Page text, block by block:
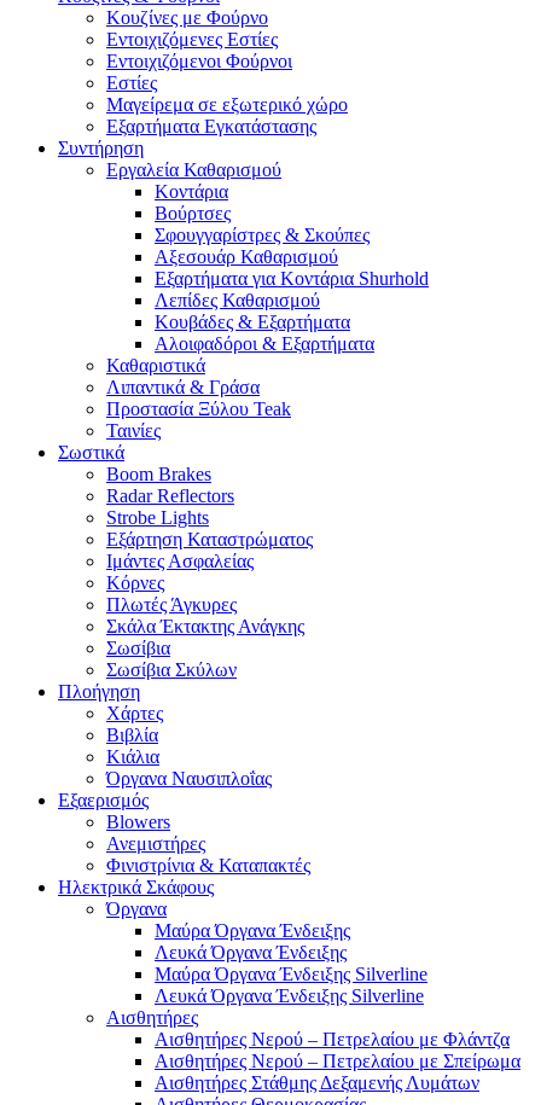
Κουζίνες με Φούρνο
Εντοιχιζόμενες Εστίες
Εντοιχιζόμενοι Φούρνοι
Εστίες
Μαγείρεμα σε εξωτερικό χώρο
Εξαρτήματα Εγκατάστασης
Συντήρηση
Εργαλεία Καθαρισμού
Κοντάρια
Βούρτσες
Σφουγγαρίστρες & Σκούπες
Αξεσουάρ Καθαρισμού
Εξαρτήματα για Κοντάρια Shurhold
Λεπίδες Καθαρισμού
Κουβάδες & Εξαρτήματα
Αλοιφαδόροι & Εξαρτήματα
Καθαριστικά
Λιπαντικά & Γράσα
Προστασία Ξύλου Teak
Ταινίες
Σωστικά
Boom Brakes
Radar Reflectors
Strobe Lights
Εξάρτηση Καταστρώματος
Ιμάντες Ασφαλείας
Κόρνες
Πλωτές Άγκυρες
Σκάλα Έκτακτης Ανάγκης
Σωσίβια
Σωσίβια Σκύλων
Πλοήγηση
Χάρτες
Βιβλία
Κιάλια
Όργανα Ναυσιπλοΐας
Εξαερισμός
Blowers
Ανεμιστήρες
Φινιστρίνια & Καταπακτές
Ηλεκτρικά Σκάφους
Όργανα
Μαύρα Όργανα Ένδειξης
Λευκά Όργανα Ένδειξης
Μαύρα Όργανα Ένδειξης Silverline
Λευκά Όργανα Ένδειξης Silverline
Αισθητήρες
Αισθητήρες Νερού – Πετρελαίου με Φλάντζα
Αισθητήρες Νερού – Πετρελαίου με Σπείρωμα
Αισθητήρες Στάθμης Δεξαμενής Λυμάτων